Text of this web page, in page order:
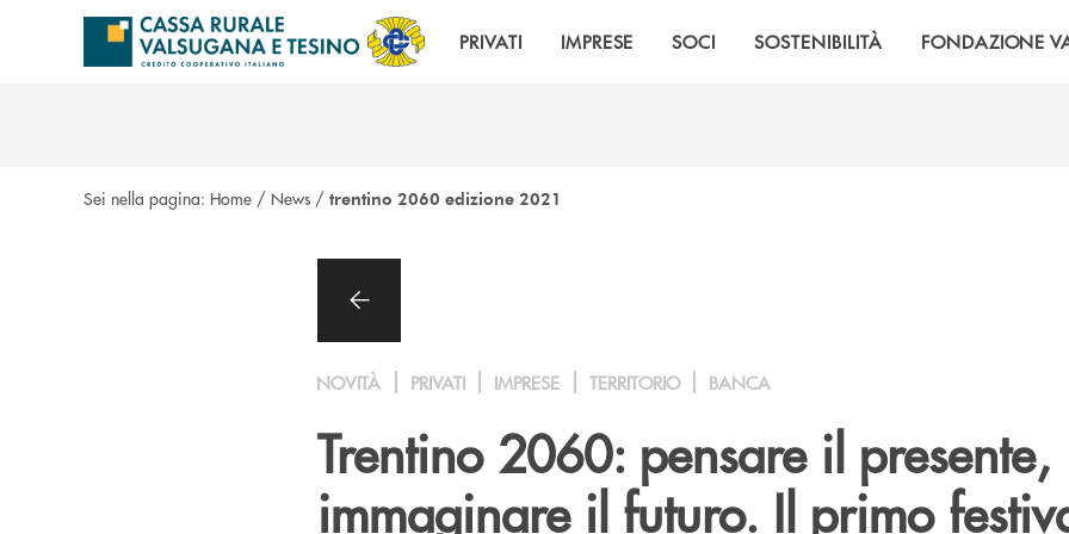
Salta al contenuto principale
PRIVATI IMPRESE SOCI SOSTENIBILITÀ FONDAZIONE
Sei nella pagina: Home / News / trentino 2060 edizione 2021
NOVITÀ PRIVATI IMPRESE TERRITORIO BANCA
Trentino 2060: pensare il presente,
immaginare il futuro. Il primo